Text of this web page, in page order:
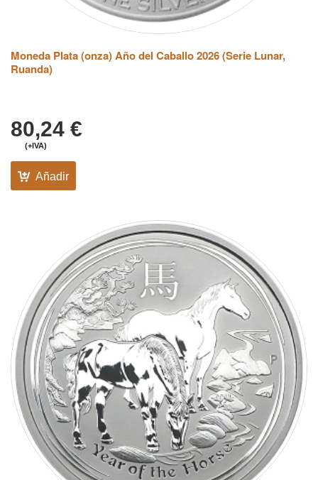
Moneda Plata (onza) Año del Caballo 2026 (Serie Lunar,
Ruanda)
80,24 €
(+IVA)
Añadir